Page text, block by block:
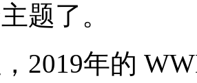
题了。
2019年的